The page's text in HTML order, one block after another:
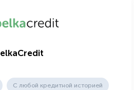
С любой кредитной историей